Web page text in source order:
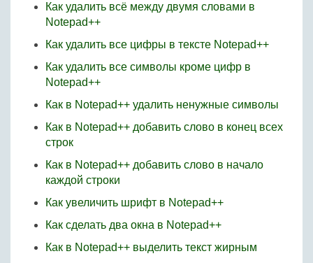
Как удалить всё между двумя словами в
Notepad++
Как удалить все цифры в тексте Notepad++
Как удалить все символы кроме цифр в
Notepad++
Как в Notepad++ удалить ненужные символы
Как в Notepad++ добавить слово в конец всех
строк
Как в Notepad++ добавить слово в начало
каждой строки
Как увеличить шрифт в Notepad++
Как сделать два окна в Notepad++
Как в Notepad++ выделить текст жирным